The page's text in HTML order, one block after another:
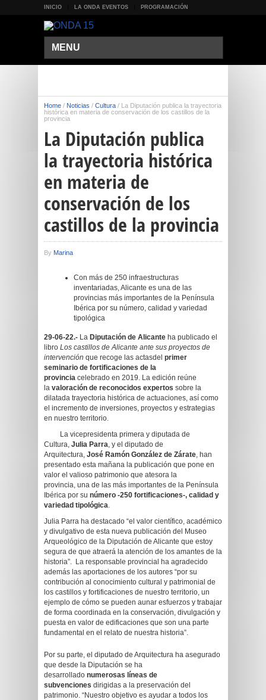
INICIO LA ONDA EVENTOS PROGRAMACIÓN
MENU
Home / Noticias / Cultura / La Diputación publica la trayectoria
histórica en materia de conservación de los castillos de la
provincia
La Diputación publica
la trayectoria histórica
en materia de
conservación de los
castillos de la provincia
By Marina
Con más de 250 infraestructuras
inventariadas, Alicante es una de las
provincias más importantes de la Península
Ibérica por su número, calidad y variedad
tipológica
29-06-22.- La Diputación de Alicante ha publicado el
libro Los castillos de Alicante ante sus proyectos de
intervención que recoge las actasdel primer
seminario de fortificaciones de la
provincia celebrado en 2019. La edición reúne
la valoración de reconocidos expertos sobre la
dilatada trayectoria histórica de actuaciones, así como
el incremento de inversiones, proyectos y estrategias
en nuestro territorio.
La vicepresidenta primera y diputada de
Cultura, Julia Parra, y el diputado de
Arquitectura, José Ramón González de Zárate, han
presentado esta mañana la publicación que pone en
valor el valioso patrimonio que atesora la
provincia, una de las más importantes de la Península
Ibérica por su número -250 fortificaciones-, calidad y
variedad tipológica.
Julia Parra ha destacado “el valor científico, académico
y divulgativo de esta nueva publicación del Museo
Arqueológico de la Diputación de Alicante que estoy
segura de que atraerá la atención de los amantes de la
historia”. La responsable provincial ha agradecido
además las aportaciones de los autores “por su
contribución al conocimiento cultural y patrimonial de
los castillos y fortificaciones de nuestro territorio, un
ejemplo de cómo se pueden aunar esfuerzos y trabajar
de forma coordinada en la conservación, divulgación y
puesta en valor de edificaciones que son una parte
fundamental en el relato de nuestra historia”.
Por su parte, el diputado de Arquitectura ha asegurado
que desde la Diputación se ha
desarrollado numerosas líneas de
subvenciones dirigidas a la preservación del
patrimonio. “Nuestro objetivo es ayudar a todos los